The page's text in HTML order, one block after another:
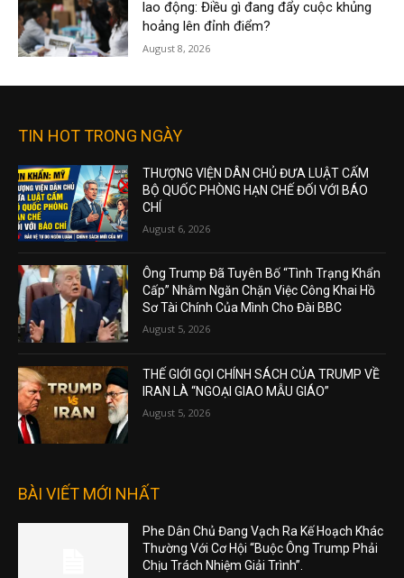
lao động: Điều gì đang đẩy cuộc khủng
hoảng lên đỉnh điểm?
August 8, 2026
TIN HOT TRONG NGÀY
THƯỢNG VIỆN DÂN CHỦ ĐƯA LUẬT CẤM
BỘ QUỐC PHÒNG HẠN CHẾ ĐỐI VỚI BÁO
CHÍ
August 6, 2026
Ông Trump Đã Tuyên Bố “Tình Trạng Khẩn
Cấp” Nhằm Ngăn Chặn Việc Công Khai Hồ
Sơ Tài Chính Của Mình Cho Đài BBC
August 5, 2026
THẾ GIỚI GỌI CHÍNH SÁCH CỦA TRUMP VỀ
IRAN LÀ “NGOẠI GIAO MẪU GIÁO”
August 5, 2026
BÀI VIẾT MỚI NHẤT
Phe Dân Chủ Đang Vạch Ra Kế Hoạch Khác
Thường Với Cơ Hội “Buộc Ông Trump Phải
Chịu Trách Nhiệm Giải Trình”.